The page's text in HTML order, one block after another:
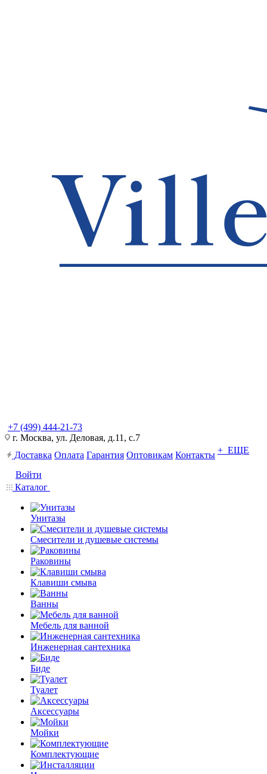
+7 (499) 444-21-73
г. Москва, ул. Деловая, д.11, с.7
Доставка Оплата Гарантия Оптовикам Контакты + ЕЩЕ
Войти
Каталог
Унитазы
Смесители и душевые системы
Раковины
Клавиши смыва
Ванны
Мебель для ванной
Инженерная сантехника
Биде
Туалет
Аксессуары
Мойки
Комплектующие